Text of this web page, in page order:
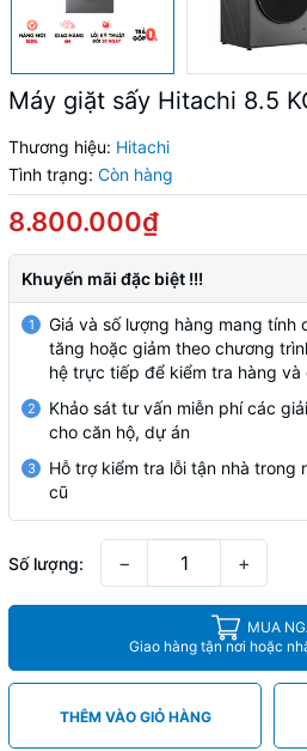
Máy giặt sấy Hitachi 8.5
Thương hiệu: Hitachi
Tình trạng: Còn hàng
8.800.000₫
Khuyến mãi đặc biệt !!!
1
Giá và số lượng hàng mang tính
tăng hoặc giảm theo chương
hệ trực tiếp để kiểm tra hàng
2
Khảo sát tư vấn miễn phí các
cho căn hộ, dự án
3
Hỗ trợ kiểm tra lỗi tận nhà trong
cũ
Số lượng: − +
MUA
Giao hàng tận nơi hoặc
THÊM VÀO GIỎ HÀNG